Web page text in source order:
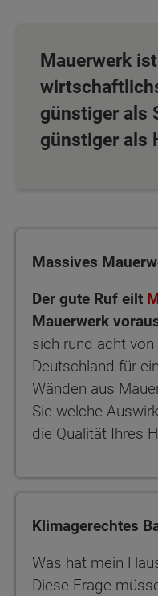
Mauerwerk
günstiger als
günstiger als
Massives
Der gute Ruf eilt
Mauerwerk
sich rund acht von
Deutschland für
Wänden aus
Sie welche
die Qualität Ihres
Klimagerechtes
Was hat mein
Diese Frage